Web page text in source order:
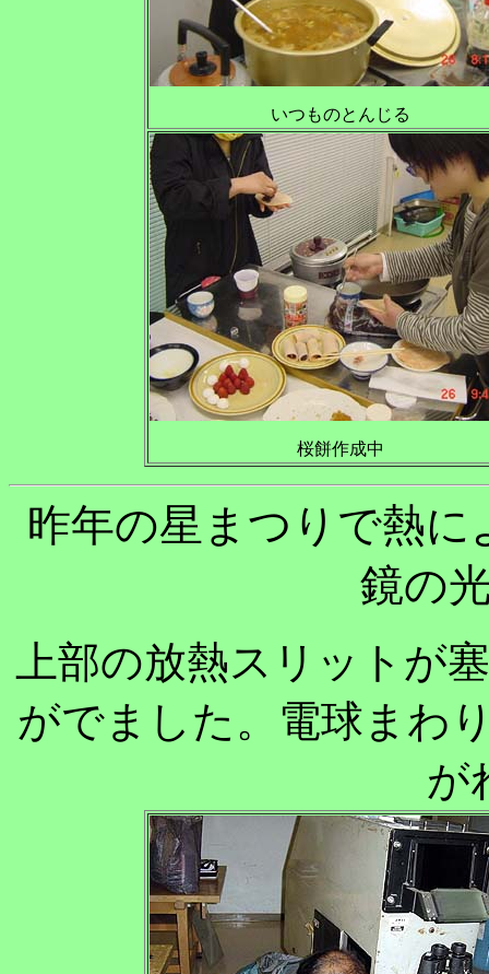
いつものとんじる
桜餅作成中
昨年の星まつりで熱
鏡の
上部の放熱スリットが
がでました。電球まわ
が